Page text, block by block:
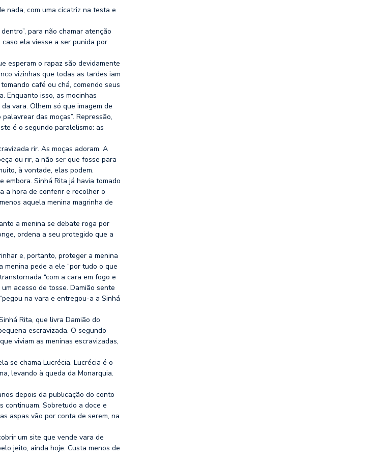
nada, com uma cicatriz na testa e
para não chamar atenção
ela viesse a ser punida por
esperam o rapaz são devidamente
vizinhas que todas as tardes iam
café ou chá, comendo seus
Enquanto isso, as mocinhas
vara. Olhem só que imagem de
das moças”. Repressão,
é o segundo paralelismo: as
rir. As moças adoram. A
ou rir, a não ser que fosse para
à vontade, elas podem.
embora. Sinhá Rita já havia tomado
a hora de conferir e recolher o
aquela menina magrinha de
a menina se debate roga por
ordena a seu protegido que a
e, portanto, proteger a menina
pede a ele “por tudo o que
“com a cara em fogo e
acesso de tosse. Damião sente
na vara e entregou-a a Sinhá
Rita, que livra Damião do
escravizada. O segundo
viviam as meninas escravizadas,
se chama Lucrécia. Lucrécia é o
levando à queda da Monarquia.
depois da publicação do conto
continuam. Sobretudo a doce e
aspas vão por conta de serem, na
um site que vende vara de
jeito, ainda hoje. Custa menos de